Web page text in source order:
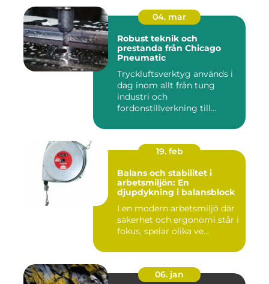
04. mar
Robust teknik och
prestanda från Chicago
Pneumatic
Tryckluftsverktyg används i
dag inom allt från tung
industri och
fordonstillverkning till...
19. feb
Balans och stabilitet i
arbetsmiljön: En
djupdykning i balansblock
I en modern arbetsmiljö där
säkerhet och ergonomi står i
fokus, spelar olika ve...
06. jan